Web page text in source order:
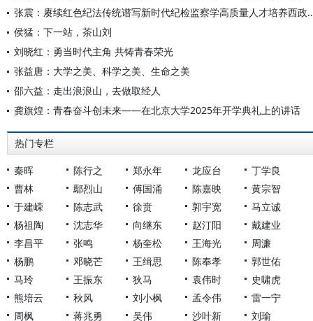
张震：赓续红色纪法传统谱写
侯猛：下一站，茶山刘
刘晓红：勇当时代主角 共铸青春荣光
张益唐：大学之美、科学之美、生命之美
邵六益：走出浪浪山，去做取经人
龚旗煌：青春奋斗创未来——在北京大学2025年开学典礼上的讲话
热门专栏
秦晖 陈行之 郑永年 龙应台
丁学良
曹林
鄢烈山 傅国涌 陈嘉映
黄宗智
于建嵘
陈志武 徐贲 郭宇宽
马立诚
杨祖陶
沈志华 向继东 赵汀阳
戴建业
李昌平
张鸣 杨奎松 王海光
周濂
杨鹏
邓晓芒 王缉思 陈奉孝
郭世佑
马玲
王振东 狄马 袁伟时
史啸虎
熊培云
秋风 刘小枫 孟令伟
雷一宁
周枫
蒋兆勇 吴伟 沙叶新 刘瑜